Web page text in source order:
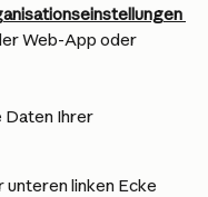
Web-App oder
Daten Ihrer
unteren linken Ecke